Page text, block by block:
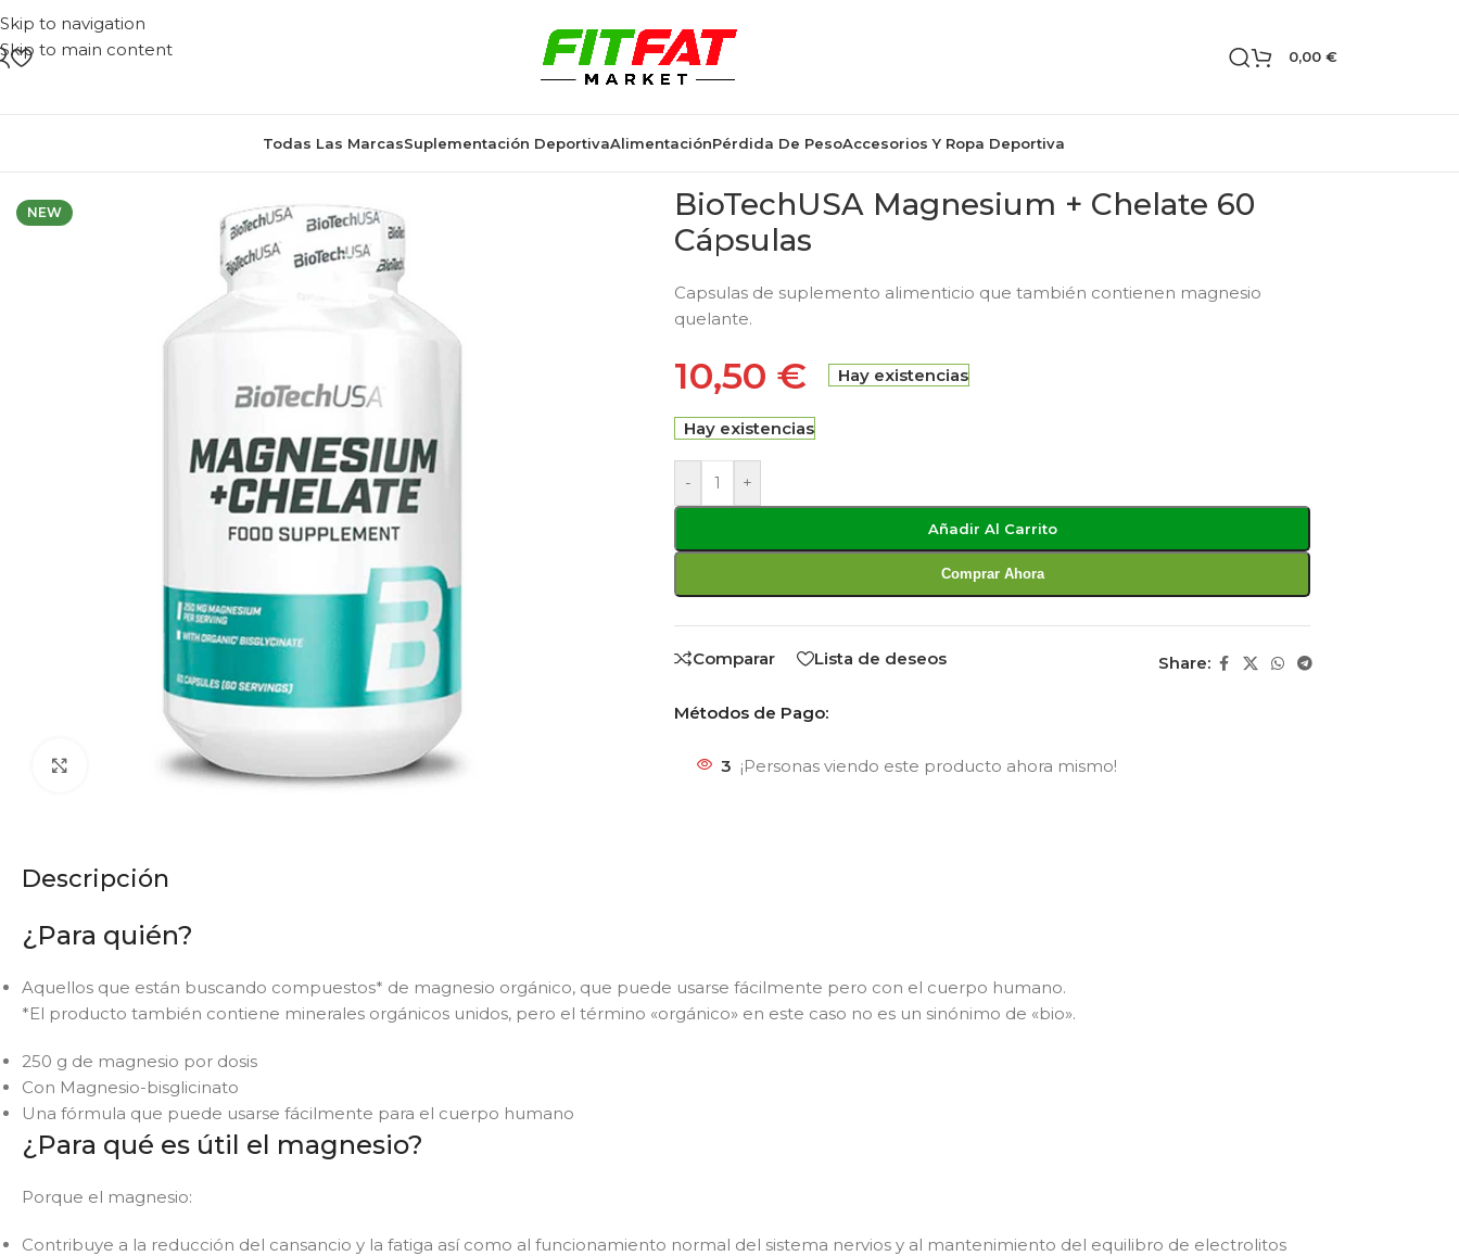
Skip to navigation
Skip to main content
0,00 €
Todas Las MarcasSuplementación DeportivaAlimentaciónPérdida De PesoAccesorios Y Ropa Deportiva
NEW
Click to enlarge
BioTechUSA Magnesium + Chelate 60
Cápsulas
Capsulas de suplemento alimenticio que también contienen magnesio
quelante.
10,50 € Hay existencias
Hay existencias
- +
Añadir Al Carrito
Comprar Ahora
Comparar Lista de deseos Share:
Métodos de Pago:
3 ¡Personas viendo este producto ahora mismo!
Descripción
¿Para quién?
Aquellos que están buscando compuestos* de magnesio orgánico, que puede usarse fácilmente pero con el cuerpo humano.
*El producto también contiene minerales orgánicos unidos, pero el término «orgánico» en este caso no es un sinónimo de «bio».
250 g de magnesio por dosis
Con Magnesio-bisglicinato
Una fórmula que puede usarse fácilmente para el cuerpo humano
¿Para qué es útil el magnesio?
Porque el magnesio:
Contribuye a la reducción del cansancio y la fatiga así como al funcionamiento normal del sistema nervios y al mantenimiento del equilibro de electrolitos